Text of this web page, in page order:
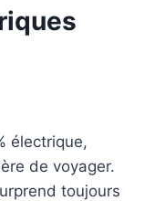
électrique,
de voyager.
toujours